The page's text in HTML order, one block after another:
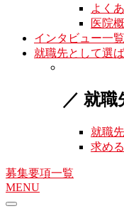
よく
医院
インタビュー一覧
就職先として選
／ 就
就職
求め
募集要項一覧
MENU